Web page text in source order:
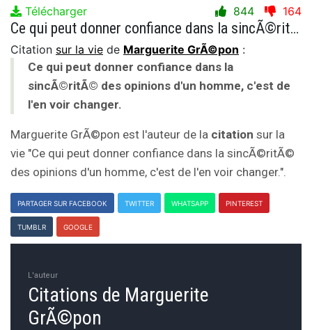
Télécharger 844 164
Ce qui peut donner confiance dans la sincÃ©ritÃ© des opinions d'un homme, c'est de l'en voir changer.
Citation sur la vie de Marguerite GrÃ©pon :
Ce qui peut donner confiance dans la
sincÃ©ritÃ© des opinions d'un homme, c'est de
l'en voir changer.
Marguerite GrÃ©pon est l'auteur de la citation sur la
vie "Ce qui peut donner confiance dans la sincÃ©ritÃ©
des opinions d'un homme, c'est de l'en voir changer.".
PARTAGER SUR FACEBOOK TWITTER WHATSAPP PINTEREST
TUMBLR GOOGLE
L'auteur
Citations de Marguerite
GrÃ©pon